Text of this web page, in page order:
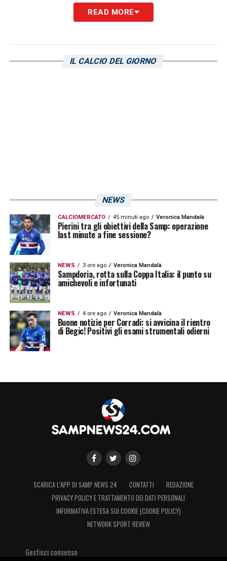
, le sconfitte diSalernitana
rispettivamente conJuve Stabia
READ MORE
IL CALCIO DEL GIORNO
NEWS
CALCIOMERCATO 45 minuti ago Veronica Mandalà
Pierini tra gli obiettivi della Samp: operazione
last minute a fine sessione?
NEWS 3 ore ago Veronica Mandalà
Sampdoria, rotta sulla Coppa Italia: il punto su
amichevoli e infortunati
NEWS 4 ore ago Veronica Mandalà
Buone notizie per Corradi: si avvicina il rientro
di Begic! Positivi gli esami strumentali odierni
SCARICA L’APP DI SAMP NEWS 24 CONTATTI
REDAZIONE
PRIVACY POLICY E TRATTAMENTO DEI DATI PERSONALI
INFORMATIVA ESTESA SUI COOKIE (COOKIE POLICY)
NETWORK SPORT REVIEW
Gestisci consenso